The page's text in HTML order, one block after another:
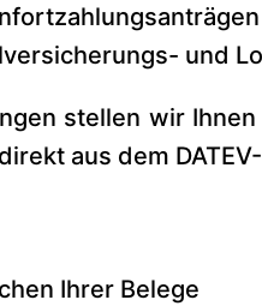
und
stellen wir
aus dem
Ihrer Belege